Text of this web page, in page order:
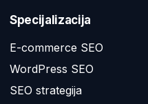
Specijalizacija
E-commerce SEO
WordPress SEO
SEO strategija